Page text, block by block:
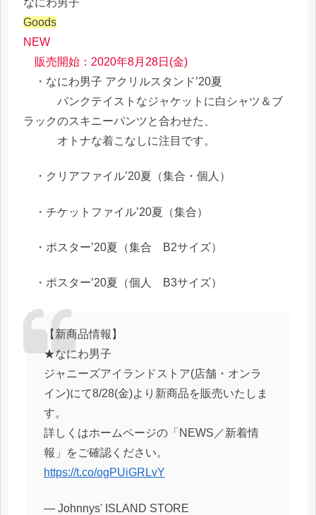
Goods
NEW
販売開始：2020年8月28日(金)
・なにわ男子 アクリルスタンド’20夏
パンクテイストなジャケットに白シャツ＆ブ
ラックのスキニーパンツと合わせた、
オトナな着こなしに注目です。
・クリアファイル’20夏（集合・個人）
・チケットファイル’20夏（集合）
・ポスター’20夏（集合 B2サイズ）
・ポスター’20夏（個人 B3サイズ）
【新商品情報】
★なにわ男子
ジャニーズアイランドストア(店舗・オンラ
イン)にて8/28(金)より新商品を販売いたしま
す。
詳しくはホームページの「NEWS／新着情
報」をご確認ください。
https://t.co/ogPUiGRLvY
— Johnnys' ISLAND STORE